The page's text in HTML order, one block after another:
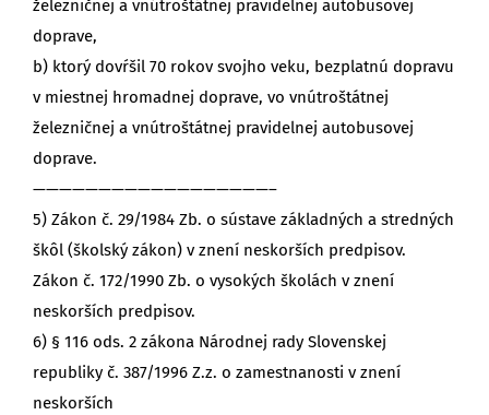
železničnej a vnútroštátnej pravidelnej autobusovej
doprave,
b) ktorý dovŕšil 70 rokov svojho veku, bezplatnú dopravu
v miestnej hromadnej doprave, vo vnútroštátnej
železničnej a vnútroštátnej pravidelnej autobusovej
doprave.
——————————————————–
5) Zákon č. 29/1984 Zb. o sústave základných a stredných
škôl (školský zákon) v znení neskorších predpisov.
Zákon č. 172/1990 Zb. o vysokých školách v znení
neskorších predpisov.
6) § 116 ods. 2 zákona Národnej rady Slovenskej
republiky č. 387/1996 Z.z. o zamestnanosti v znení
neskorších